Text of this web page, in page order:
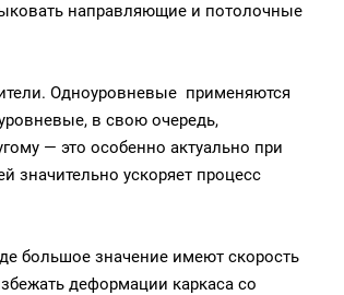
направляющие и потолочные
Одноуровневые применяются
в свою очередь,
— это особенно актуально при
значительно ускоряет процесс
большое значение имеют скорость
деформации каркаса со